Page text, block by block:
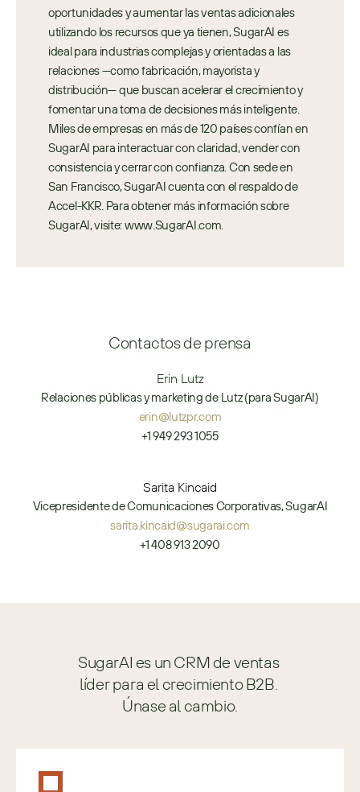
oportunidades y aumentar las ventas adicionales
utilizando los recursos que ya tienen, SugarAI es
ideal para industrias complejas y orientadas a las
relaciones —como fabricación, mayorista y
distribución— que buscan acelerar el crecimiento y
fomentar una toma de decisiones más inteligente.
Miles de empresas en más de 120 países confían en
SugarAI para interactuar con claridad, vender con
consistencia y cerrar con confianza. Con sede en
San Francisco, SugarAI cuenta con el respaldo de
Accel-KKR. Para obtener más información sobre
SugarAI, visite: www.SugarAI.com.
Contactos de prensa
Erin Lutz
Relaciones públicas y marketing de Lutz (para SugarAI)
erin@lutzpr.com
+1 949 293 1055
Sarita Kincaid
Vicepresidente de Comunicaciones Corporativas, SugarAI
sarita.kincaid@sugarai.com
+1 408 913 2090
SugarAI es un CRM de ventas
líder para el crecimiento B2B.
Únase al cambio.